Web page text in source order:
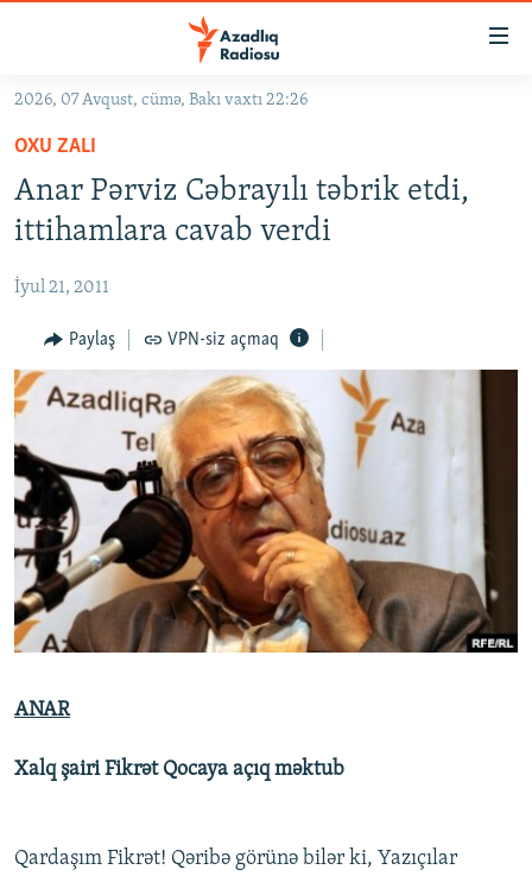
Əsas
qayıt
Əsas
naviqasiyaya
qayıt
Axtarışa
keç
KORRUPSIOMETR
FƏRQƏ BAX
QANUNI DOĞRU
ARAŞDIRMA
MULTIMEDIA
VIDEO
FOTOQALEREYA
İNFOQRAFIKA
KARIKATURA
RADIO ARXIV
OXU ZALI
AZƏRBAYCAN ƏDƏBIYYATI KITABXANASI
İSLAM VƏ DEMOKRATIYA
İZ - MƏDƏNIYYƏT PROQRAMI
HAQQIMIZDA
MISSIYAMIZ
PEŞƏ ETIKASI VƏ JURNALISTIKA STANDARTLARIMIZ
MATERIALLARIMIZDAN ISTIFADƏ
XƏBƏR BÜLLETENLƏRIMIZ
BIZI IZLƏ
2026, 07 Avqust, cümə, Bakı vaxtı 22:26
OXU ZALI
Anar Pərviz Cəbrayılı təbrik etdi,
ittihamlara cavab verdi
İyul 21, 2011
Paylaş VPN-siz açmaq
ANAR
Xalq şairi Fikrət Qocaya açıq məktub
Qardaşım Fikrət! Qəribə görünə bilər ki, Yazıçılar